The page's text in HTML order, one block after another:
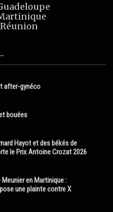
after-gynéco
bouées
Hayot et des békés de
le Prix Antoine Crozat 2026
Meunier en Martinique :
une plainte contre X